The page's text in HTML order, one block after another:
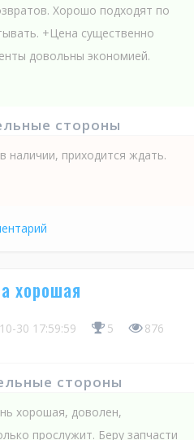
Хорошо подходят по
+Цена существенно
довольны экономией.
стороны
наличии, приходится ждать.
хорошая
30 17:59:59 5 876
стороны
хорошая, доволен,
прослужит. Беру запчасти